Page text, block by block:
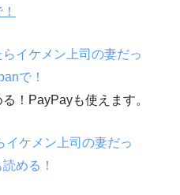
イケメン上司の妻だっ
で！
！PayPayも使えます。
ケメン上司の妻だっ
める！